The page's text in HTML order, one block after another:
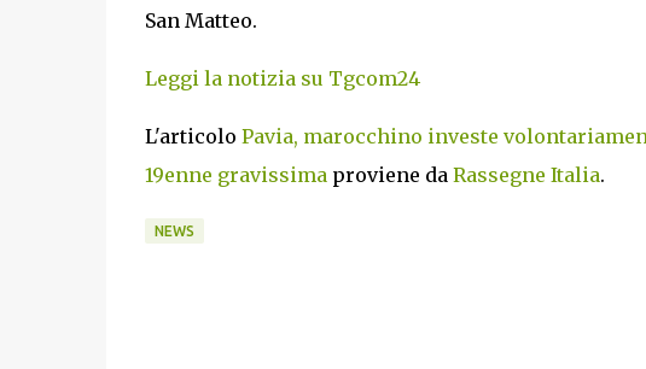
San Matteo.
Leggi la notizia su Tgcom24
L'articolo Pavia, marocchino investe
19enne gravissimaproviene da Rassegne Italia.
NEWS